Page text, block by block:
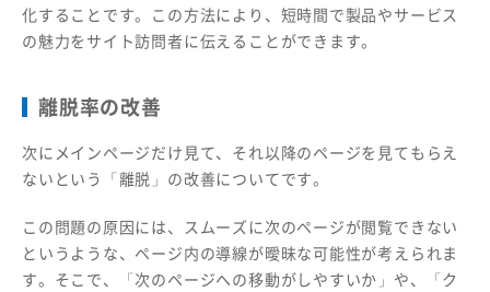
化することです。この方法により、短時間で製品やサービス
の魅力をサイト訪問者に伝えることができます。
離脱率の改善
次にメインページだけ見て、それ以降のページを見てもらえ
ないという「離脱」の改善についてです。
この問題の原因には、スムーズに次のページが閲覧できない
というような、ページ内の導線が曖昧な可能性が考えられま
す。そこで、「次のページへの移動がしやすいか」や、「ク